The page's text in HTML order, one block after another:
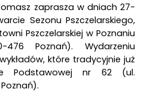
zaprasza w dniach 27-
Sezonu Pszczelarskiego,
Pszczelarskiej w Poznaniu
Poznań). Wydarzeniu
które tradycyjnie już
Podstawowej nr 62 (ul.